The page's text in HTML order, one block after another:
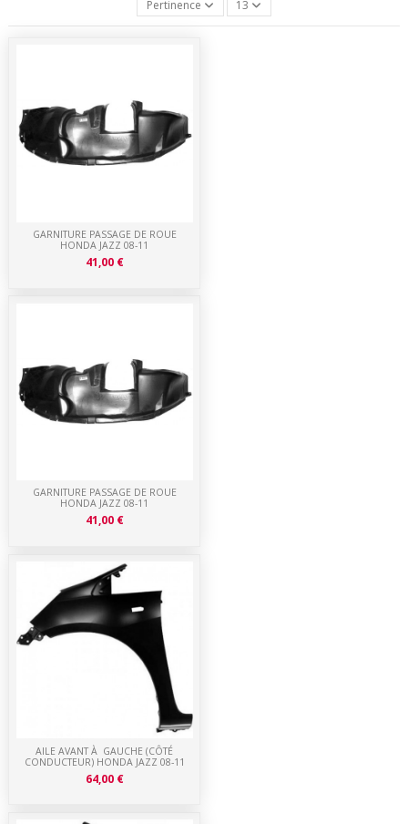
Pertinence 13
AILE AVANT À GAUCHE (CÔTÉ
CONDUCTEUR) HONDA JAZZ 08-11
64,00 €
GARNITURE PASSAGE DE ROUE
HONDA JAZZ 08-11
41,00 €
GARNITURE PASSAGE DE ROUE
HONDA JAZZ 08-11
41,00 €